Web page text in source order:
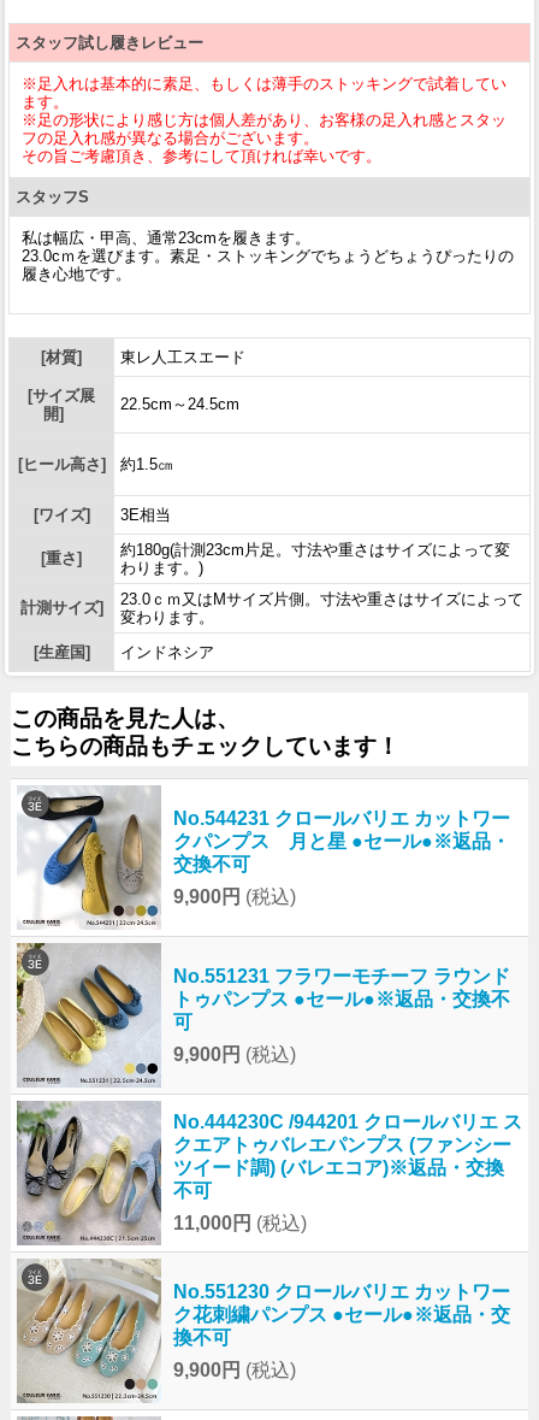
スタッフ試し履きレビュー
※足入れは基本的に素足、もしくは薄手のストッキングで試着してい
ます。
※足の形状により感じ方は個人差があり、お客様の足入れ感とスタッ
フの足入れ感が異なる場合がございます。
その旨ご考慮頂き、参考にして頂ければ幸いです。
スタッフS
私は幅広・甲高、通常23cmを履きます。
23.0cｍを選びます。素足・ストッキングでちょうどちょうぴったりの
履き心地です。
[材質] 東レ人工スエード
[サイズ展
開]
22.5cm～24.5cm
[ヒール高さ] 約1.5㎝
[ワイズ] 3E相当
[重さ]
約180g(計測23cm片足。寸法や重さはサイズによって変
わります。)
計測サイズ]
23.0ｃｍ又はMサイズ片側。寸法や重さはサイズによって
変わります。
[生産国]
インドネシア
この商品を見た人は、
こちらの商品もチェックしています！
No.544231 クロールバリエ カットワー
クパンプス 月と星 ●セール●※返品・
交換不可
9,900円 (税込)
No.551231 フラワーモチーフ ラウンド
トゥパンプス ●セール●※返品・交換不
可
9,900円 (税込)
No.444230C /944201 クロールバリエ ス
クエアトゥバレエパンプス (ファンシー
ツイード調) (バレエコア)※返品・交換
不可
11,000円 (税込)
No.551230 クロールバリエ カットワー
ク花刺繍パンプス ●セール●※返品・交
換不可
9,900円 (税込)